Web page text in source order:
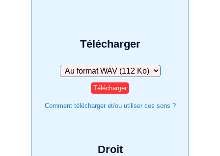
Télécharger
Télécharger
Comment télécharger et/ou utiliser ces sons ?
Droit